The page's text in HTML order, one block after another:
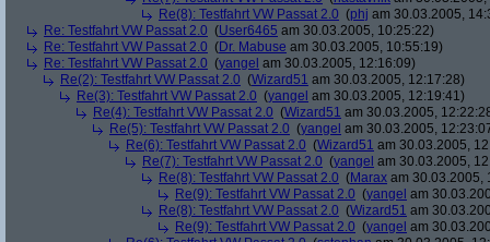
Re(8): Testfahrt VW Passat 2.0 (phj am 30.03.2005,
Re: Testfahrt VW Passat 2.0 (User6465 am 30.03.2005, 10:25:22)
Re: Testfahrt VW Passat 2.0 (Dr. Mabuse am 30.03.2005, 10:55:19)
Re: Testfahrt VW Passat 2.0 (yangel am 30.03.2005, 12:16:09)
Re(2): Testfahrt VW Passat 2.0 (Wizard51 am 30.03.2005, 12:17:28)
Re(3): Testfahrt VW Passat 2.0 (yangel am 30.03.2005, 12:19:41)
Re(4): Testfahrt VW Passat 2.0 (Wizard51 am 30.03.2005,
Re(5): Testfahrt VW Passat 2.0 (yangel am 30.03.2005,
Re(6): Testfahrt VW Passat 2.0 (Wizard51 am 30.03.2005,
Re(7): Testfahrt VW Passat 2.0 (yangel am 30.03.2005,
Re(8): Testfahrt VW Passat 2.0 (Marax am 30.03.2005,
Re(9): Testfahrt VW Passat 2.0 (yangel am
Re(8): Testfahrt VW Passat 2.0 (Wizard51 am
Re(9): Testfahrt VW Passat 2.0 (yangel am